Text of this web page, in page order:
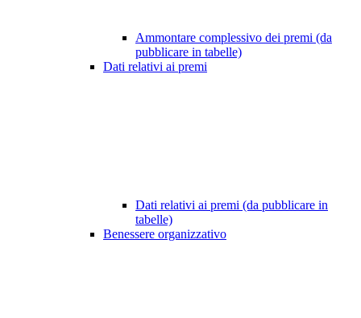
Ammontare complessivo dei premi (da
pubblicare in tabelle)
Dati relativi ai premi
Dati relativi ai premi (da pubblicare in
tabelle)
Benessere organizzativo